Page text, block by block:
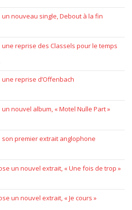
nouveau single, Debout à la fin
une reprise des Classels pour le temps
reprise d’Offenbach
nouvel album, « Motel Nulle Part »
son premier extrait anglophone
un nouvel extrait, « Une fois de trop »
un nouvel extrait, « Je cours »